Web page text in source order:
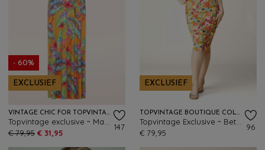
- 60%
EXCLUSIEF
VINTAGE CHIC FOR TOPVINTAGE
€ 79,95 € 31,95
147
EXCLUSIEF
TOPVINTAGE BOUTIQUE COLLECTION
€ 79,95
96